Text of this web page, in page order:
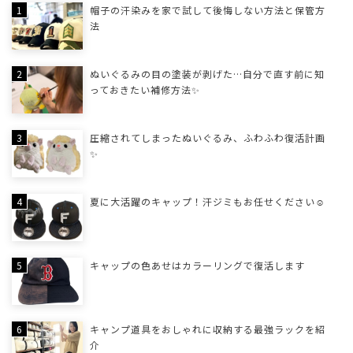
帽子の汗染みを家で試して後悔しない方法と保管方
法
ぬいぐるみの目の塗装が剥げた…自分で直す前に知
っておきたい補修方法✨
圧縮されてしまったぬいぐるみ、ふわふわ復活計画
✨
夏に大活躍のキャップ！汗ジミもお任せください☺
キャップの色あせはカラーリングで復活します
キャンプ道具をおしゃれに収納する最強ラックを紹
介